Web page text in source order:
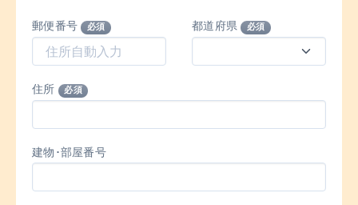
郵便番号 必須 都道府県 必須
住所 必須
建物･部屋番号